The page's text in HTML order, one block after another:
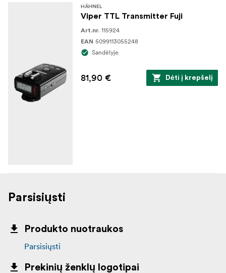
HÄHNEL
Viper TTL Transmitter Fuji
Art.nr. 115924
EAN 5099113055248
Sandėlyje
81,90 € Dėti į krepšelį
Parsisiųsti
Produkto nuotraukos
Parsisiųsti
Prekinių ženklų logotipai